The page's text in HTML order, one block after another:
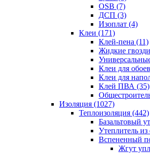
OSB (7)
ДСП (3)
Изоплат (4)
Клеи (171)
Клей-пена (11)
Жидкие
Клеи для
Клеи для
Клей ПВА (35)
Изоляция (1027)
Теплоизоляция (442)
Базальтовый
Утеплитель из
Вспененный
Жгут